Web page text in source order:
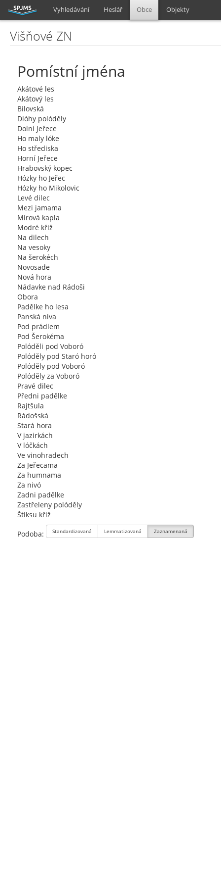
Vyhledávání Heslář Obce Objekty
Višňové ZN
Pomístní jména
Akátové les
Akátový les
Bilovská
Dlóhy polóděly
Dolní Jeřece
Ho maly lóke
Ho střediska
Horní Jeřece
Hrabovský kopec
Hózky ho Jeřec
Hózky ho Mikolovic
Levé dilec
Mezi jamama
Mirová kapla
Modré křiž
Na dilech
Na vesoky
Na šerokéch
Novosade
Nová hora
Nádavke nad Rádoši
Obora
Padělke ho lesa
Panská niva
Pod prádlem
Pod Šerokéma
Polóděli pod Voboró
Polóděly pod Staró horó
Polóděly pod Voboró
Polóděly za Voboró
Pravé dilec
Předni padělke
Rajtšula
Rádošská
Stará hora
V jazirkách
V lóčkách
Ve vinohradech
Za Jeřecama
Za humnama
Za nivó
Zadni padělke
Zastřeleny polóděly
Štiksu křiž
Podoba: Standardizovaná Lemmatizovaná Zaznamenaná